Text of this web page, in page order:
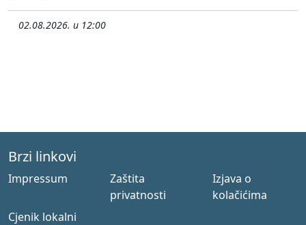
02.08.2026. u 12:00
Brzi linkovi
Impressum
Zaštita
privatnosti
Izjava o
kolačićima
Cjenik lokalni